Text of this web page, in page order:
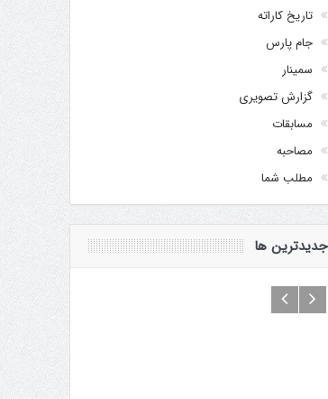
تاریخ کاراته
جام پارس
سمینار
گزارش تصویری
مسابقات
مصاحبه
مطلب شما
جدیدترین ها